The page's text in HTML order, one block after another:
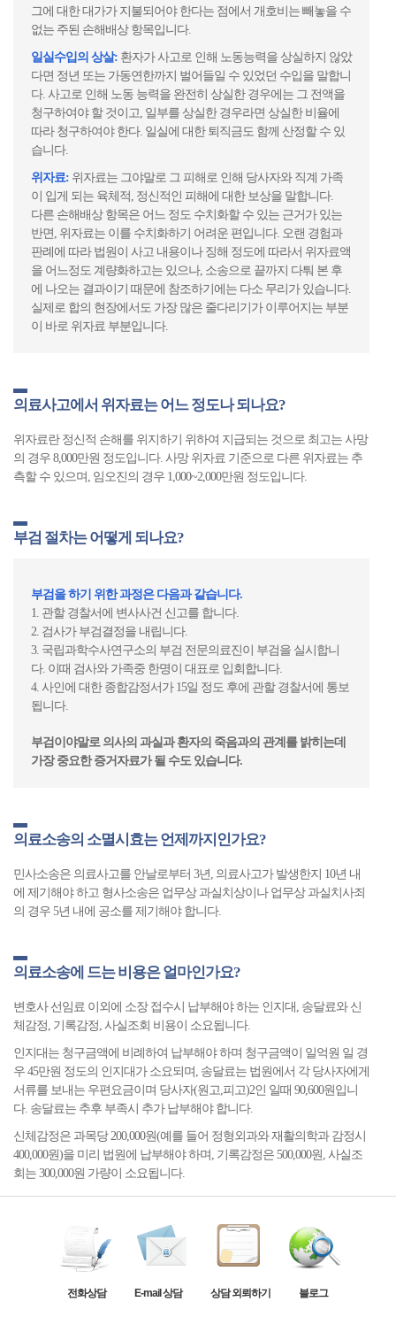
그에 대한 대가가 지불되어야 한다는 점에서 개호비는 빼놓을 수
없는 주된 손해배상 항목입니다.
일실수입의 상살: 환자가 사고로 인해 노동능력을 상실하지 않았
다면 정년 또는 가동연한까지 벌어들일 수 있었던 수입을 말합니
다. 사고로 인해 노동 능력을 완전히 상실한 경우에는 그 전액을
청구하여야 할 것이고, 일부를 상실한 경우라면 상실한 비율에
따라 청구하여야 한다. 일실에 대한 퇴직금도 함께 산정할 수 있
습니다.
위자료: 위자료는 그야말로 그 피해로 인해 당사자와 직계 가족
이 입게 되는 육체적, 정신적인 피해에 대한 보상을 말합니다.
다른 손해배상 항목은 어느 정도 수치화할 수 있는 근거가 있는
반면, 위자료는 이를 수치화하기 어려운 편입니다. 오랜 경험과
판례에 따라 법원이 사고 내용이나 징해 정도에 따라서 위자료액
을 어느정도 계량화하고는 있으나, 소송으로 끝까지 다퉈 본 후
에 나오는 결과이기 때문에 참조하기에는 다소 무리가 있습니다.
실제로 합의 현장에서도 가장 많은 줄다리기가 이루어지는 부분
이 바로 위자료 부분입니다.
의료사고에서 위자료는 어느 정도나 되나요?
위자료란 정신적 손해를 위지하기 위하여 지급되는 것으로 최고는 사망
의 경우 8,000만원 정도입니다. 사망 위자료 기준으로 다른 위자료는 추
측할 수 있으며, 임오진의 경우 1,000~2,000만원 정도입니다.
부검 절차는 어떻게 되나요?
부검을 하기 위한 과정은 다음과 같습니다.
1. 관할 경찰서에 변사사건 신고를 합니다.
2. 검사가 부검결정을 내립니다.
3. 국립과학수사연구소의 부검 전문의료진이 부검을 실시합니
다. 이때 검사와 가족중 한명이 대표로 입회합니다.
4. 사인에 대한 종합감정서가 15일 정도 후에 관할 경찰서에 통보
됩니다.
부검이야말로 의사의 과실과 환자의 죽음과의 관계를 밝히는데
가장 중요한 증거자료가 될 수도 있습니다.
의료소송의 소멸시효는 언제까지인가요?
민사소송은 의료사고를 안날로부터 3년, 의료사고가 발생한지 10년 내
에 제기해야 하고 형사소송은 업무상 과실치상이나 업무상 과실치사죄
의 경우 5년 내에 공소를 제기해야 합니다.
의료소송에 드는 비용은 얼마인가요?
변호사 선임료 이외에 소장 접수시 납부해야 하는 인지대, 송달료와 신
체감정, 기록감정, 사실조회 비용이 소요됩니다.
인지대는 청구금액에 비례하여 납부해야 하며 청구금액이 일억원 일 경
우 45만원 정도의 인지대가 소요되며, 송달료는 법원에서 각 당사자에게
서류를 보내는 우편요금이며 당사자(원고,피고)2인 일때 90,600원입니
다. 송달료는 추후 부족시 추가 납부해야 합니다.
신체감정은 과목당 200,000원(예를 들어 정형외과와 재활의학과 감정시
400,000원)을 미리 법원에 납부해야 하며, 기록감정은 500,000원, 사실조
회는 300,000원 가량이 소요됩니다.
전화상담 E-mail 상담 상담 외뢰하기 블로그